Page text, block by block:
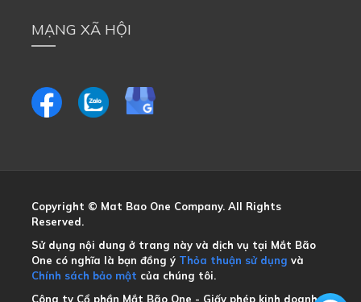
MẠNG XÃ HỘI
Copyright © Mat Bao One Company. All Rights
Reserved.
Sử dụng nội dung ở trang này và dịch vụ tại Mắt Bão
One có nghĩa là bạn đồng ý Thỏa thuận sử dụng và
Chính sách bảo mật của chúng tôi.
Công ty Cổ phần Mắt Bão One - Giấy phép kinh doanh